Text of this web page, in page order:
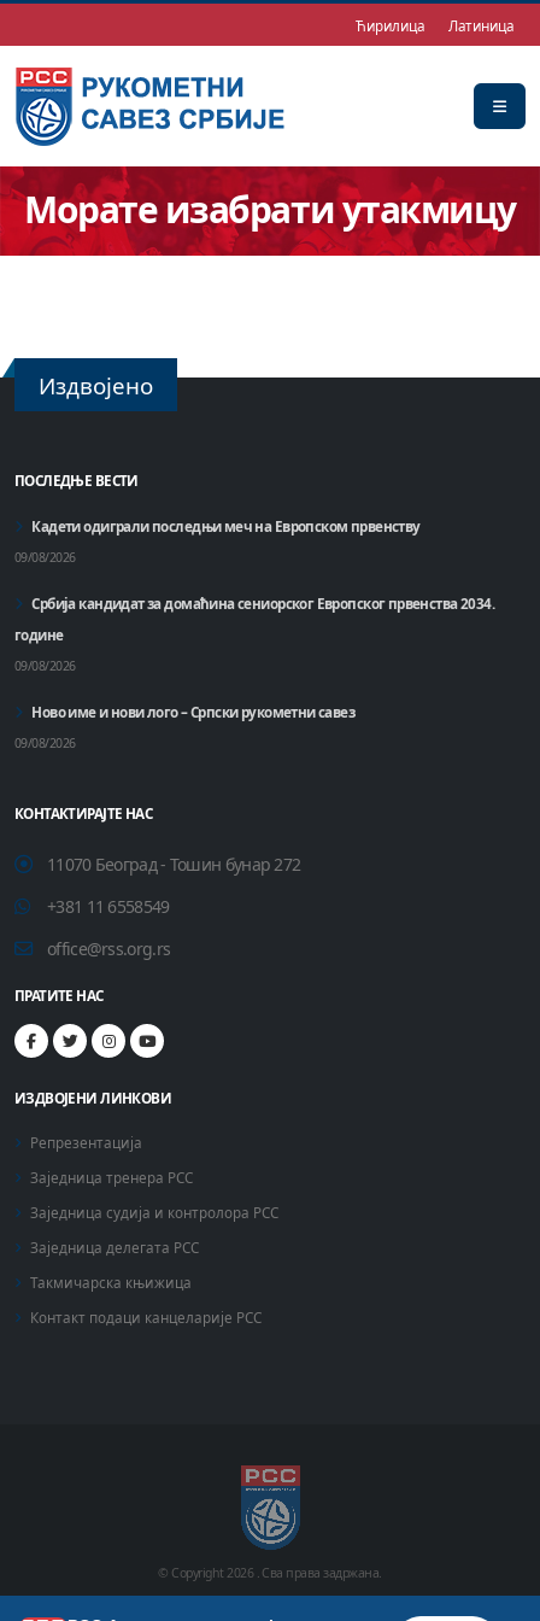
Ћирилица Латиница
Морате изабрати утакмицу
Издвојено
ПОСЛЕДЊЕ ВЕСТИ
Кадети одиграли последњи меч на Европском првенству
09/08/2026
Србија кандидат за домаћинa сениорског Европског првенства 2034.
године
09/08/2026
Ново име и нови лого – Српски рукометни савез
09/08/2026
КОНТАКТИРАЈТЕ НАС
11070 Београд - Тошин бунар 272
+381 11 6558549
office@rss.org.rs
ПРАТИТЕ НАС
ИЗДВОЈЕНИ ЛИНКОВИ
Репрезентација
Заједница тренера РСС
Заједница судија и контролора РСС
Заједница делегата РСС
Такмичарска књижица
Контакт подаци канцеларије РСС
© Copyright2026 . Сва права задржана.